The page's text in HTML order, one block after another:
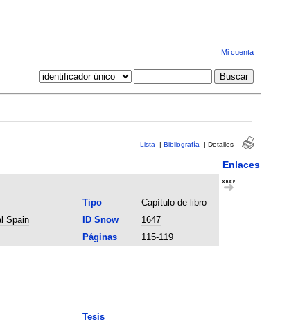
Mi cuenta
Lista | Bibliografía | Detalles
Enlaces
Tipo
Capítulo de libro
Spain ID Snow
1647
Páginas
115-119
Tesis